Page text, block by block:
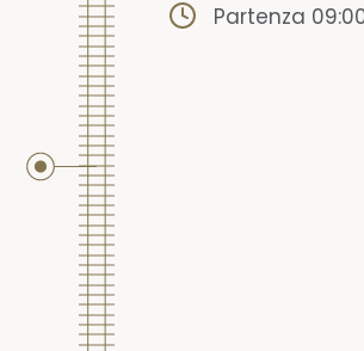
Partenza